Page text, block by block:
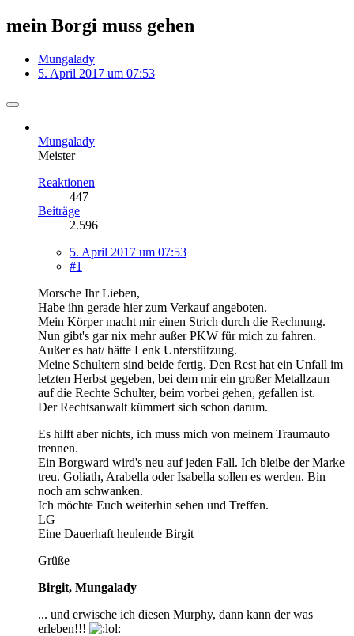
mein Borgi muss gehen
Mungalady
5. April 2017 um 07:53
Mungalady
Meister
Reaktionen
447
Beiträge
2.596
5. April 2017 um 07:53
#1
Morsche Ihr Lieben,
Habe ihn gerade hier zum Verkauf angeboten.
Mein Körper macht mir einen Strich durch die Rechnung.
Nun gibt's gar nix mehr außer PKW für mich zu fahren.
Außer es hat/ hätte Lenk Unterstützung.
Meine Schultern sind beide fertig. Den Rest hat ein Unfall im
letzten Herbst gegeben, bei dem mir ein großer Metallzaun
auf die Rechte Schulter, beim vorbei gehen, gefallen ist.
Der Rechtsanwalt kümmert sich schon darum.
Es hilft aber nichts, ich muss mich von meinem Traumauto
trennen.
Ein Borgward wird's neu auf jeden Fall. Ich bleibe der Marke
treu. Goliath, Arabella oder Isabella sollen es werden. Bin
noch am schwanken.
Ich möchte Euch weiterhin sehen und Treffen.
LG
Eine Dauerhaft heulende Birgit
Grüße
Birgit, Mungalady
... und erwische ich diesen Murphy, dann kann der was
erleben!!!